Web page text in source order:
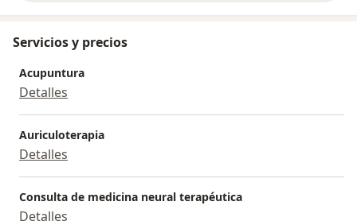
Servicios y precios
Acupuntura
Detalles
Auriculoterapia
Detalles
Consulta de medicina neural terapéutica
Detalles